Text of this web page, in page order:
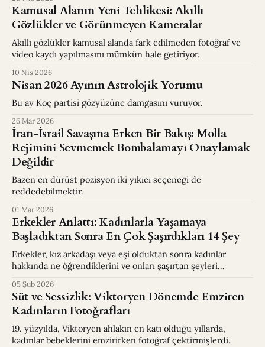
Kamusal Alanın Yeni Tehlikesi: Akıllı
Gözlükler ve Görünmeyen Kameralar
Akıllı gözlükler kamusal alanda fark edilmeden fotoğraf ve
video kaydı yapılmasını mümkün hale getiriyor.
10 Nis 2026
Nisan 2026 Ayının Astrolojik Yorumu
Bu ay Koç partisi gözyüzüne damgasını vuruyor.
26 Mar 2026
İran-İsrail Savaşına Erken Bir Bakış: Molla
Rejimini Sevmemek Bombalamayı Onaylamak
Değildir
Bazen en dürüst pozisyon iki yıkıcı seçeneği de
reddedebilmektir.
01 Mar 2026
Erkekler Anlattı: Kadınlarla Yaşamaya
Başladıktan Sonra En Çok Şaşırdıkları 14 Şey
Erkekler, kız arkadaşı veya eşi olduktan sonra kadınlar
hakkında ne öğrendiklerini ve onları şaşırtan şeyleri
05 Şub 2026
Süt ve Sessizlik: Viktoryen Dönemde Emziren
Kadınların Fotoğrafları
19. yüzyılda, Viktoryen ahlakın en katı olduğu yıllarda,
kadınlar bebeklerini emzirirken fotoğraf çektirmişlerdi.